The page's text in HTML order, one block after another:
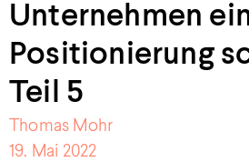
Unternehmen
Positionierung
Teil 5
Thomas Mohr
19. Mai 2022